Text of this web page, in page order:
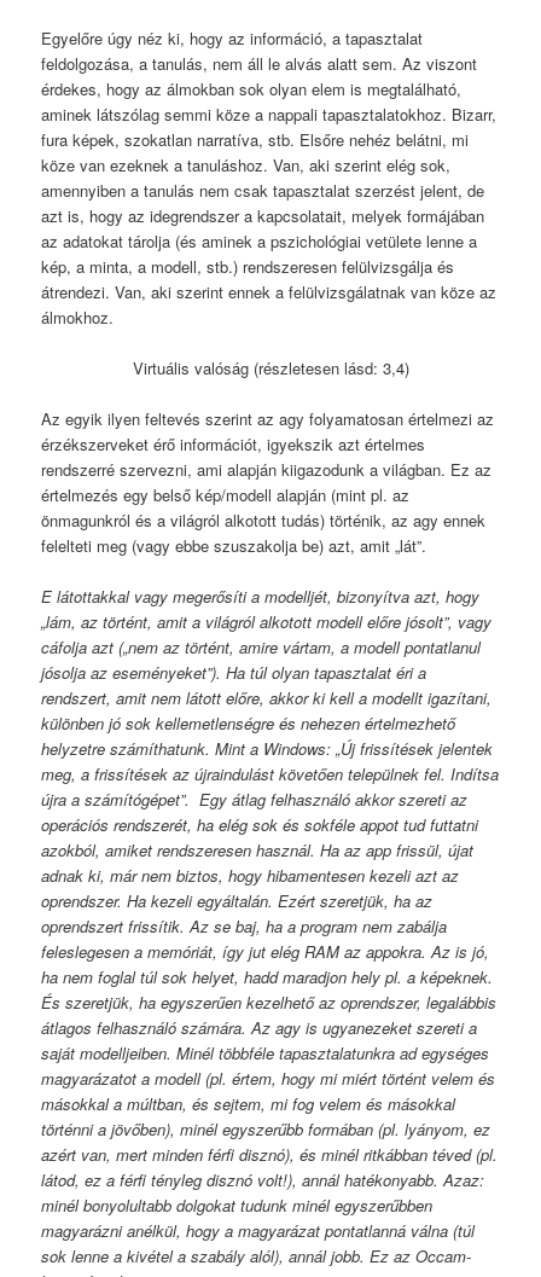
Egyelőre úgy néz ki, hogy az információ, a tapasztalat
feldolgozása, a tanulás, nem áll le alvás alatt sem. Az viszont
érdekes, hogy az álmokban sok olyan elem is megtalálható,
aminek látszólag semmi köze a nappali tapasztalatokhoz. Bizarr,
fura képek, szokatlan narratíva, stb. Elsőre nehéz belátni, mi
köze van ezeknek a tanuláshoz. Van, aki szerint elég sok,
amennyiben a tanulás nem csak tapasztalat szerzést jelent, de
azt is, hogy az idegrendszer a kapcsolatait, melyek formájában
az adatokat tárolja (és aminek a pszichológiai vetülete lenne a
kép, a minta, a modell, stb.) rendszeresen felülvizsgálja és
átrendezi. Van, aki szerint ennek a felülvizsgálatnak van köze az
álmokhoz.
Virtuális valóság (részletesen lásd: 3,4)
Az egyik ilyen feltevés szerint az agy folyamatosan értelmezi az
érzékszerveket érő információt, igyekszik azt értelmes
rendszerré szervezni, ami alapján kiigazodunk a világban. Ez az
értelmezés egy belső kép/modell alapján (mint pl. az
önmagunkról és a világról alkotott tudás) történik, az agy ennek
felelteti meg (vagy ebbe szuszakolja be) azt, amit „lát”.
E látottakkal vagy megerősíti a modelljét, bizonyítva azt, hogy
„lám, az történt, amit a világról alkotott modell előre jósolt”, vagy
cáfolja azt („nem az történt, amire vártam, a modell pontatlanul
jósolja az eseményeket”). Ha túl olyan tapasztalat éri a
rendszert, amit nem látott előre, akkor ki kell a modellt igazítani,
különben jó sok kellemetlenségre és nehezen értelmezhető
helyzetre számíthatunk. Mint a Windows: „Új frissítések jelentek
meg, a frissítések az újraindulást követően települnek fel. Indítsa
újra a számítógépet”. Egy átlag felhasználó akkor szereti az
operációs rendszerét, ha elég sok és sokféle appot tud futtatni
azokból, amiket rendszeresen használ. Ha az app frissül, újat
adnak ki, már nem biztos, hogy hibamentesen kezeli azt az
oprendszer. Ha kezeli egyáltalán. Ezért szeretjük, ha az
oprendszert frissítik. Az se baj, ha a program nem zabálja
feleslegesen a memóriát, így jut elég RAM az appokra. Az is jó,
ha nem foglal túl sok helyet, hadd maradjon hely pl. a képeknek.
És szeretjük, ha egyszerűen kezelhető az oprendszer, legalábbis
átlagos felhasználó számára. Az agy is ugyanezeket szereti a
saját modelljeiben. Minél többféle tapasztalatunkra ad egységes
magyarázatot a modell (pl. értem, hogy mi miért történt velem és
másokkal a múltban, és sejtem, mi fog velem és másokkal
történni a jövőben), minél egyszerűbb formában (pl. lyányom, ez
azért van, mert minden férfi disznó), és minél ritkábban téved (pl.
látod, ez a férfi tényleg disznó volt!), annál hatékonyabb. Azaz:
minél bonyolultabb dolgokat tudunk minél egyszerűbben
magyarázni anélkül, hogy a magyarázat pontatlanná válna (túl
sok lenne a kivétel a szabály alól), annál jobb. Ez az Occam-